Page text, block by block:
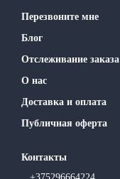
Перезвоните мне
Блог
Отслеживание заказа
О нас
Доставка и оплата
Публичная оферта
Контакты